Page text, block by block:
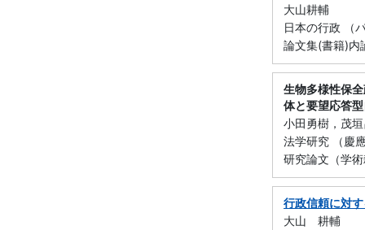
大山耕輔
日本の行政
論文集(書籍)
生物多様性保
体と要望応答
小田勇樹，茂
法学研究 （慶
研究論文（学
行政信頼に対
大山 耕輔